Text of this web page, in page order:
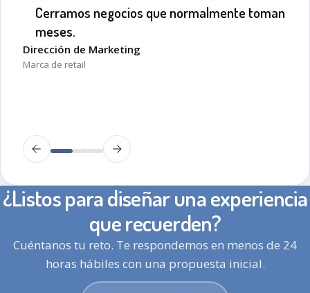
Cerramos negocios que normalmente toman
meses.
Dirección de Marketing
Marca de retail
¿Listos para diseñar una experiencia
que recuerden?
Cuéntanos tu reto. Te respondemos en menos de 24
horas hábiles con una propuesta inicial.